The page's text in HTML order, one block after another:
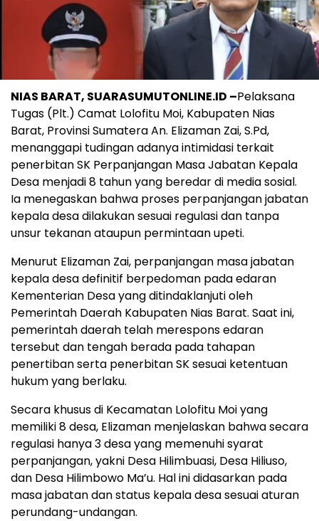
NIAS BARAT, SUARASUMUTONLINE.ID –Pelaksana
Tugas (Plt.) Camat Lolofitu Moi, Kabupaten Nias
Barat, Provinsi Sumatera An. Elizaman Zai, S.Pd,
menanggapi tudingan adanya intimidasi terkait
penerbitan SK Perpanjangan Masa Jabatan Kepala
Desa menjadi 8 tahun yang beredar di media sosial.
Ia menegaskan bahwa proses perpanjangan jabatan
kepala desa dilakukan sesuai regulasi dan tanpa
unsur tekanan ataupun permintaan upeti.
Menurut Elizaman Zai, perpanjangan masa jabatan
kepala desa definitif berpedoman pada edaran
Kementerian Desa yang ditindaklanjuti oleh
Pemerintah Daerah Kabupaten Nias Barat. Saat ini,
pemerintah daerah telah merespons edaran
tersebut dan tengah berada pada tahapan
penertiban serta penerbitan SK sesuai ketentuan
hukum yang berlaku.
Secara khusus di Kecamatan Lolofitu Moi yang
memiliki 8 desa, Elizaman menjelaskan bahwa secara
regulasi hanya 3 desa yang memenuhi syarat
perpanjangan, yakni Desa Hilimbuasi, Desa Hiliuso,
dan Desa Hilimbowo Ma’u. Hal ini didasarkan pada
masa jabatan dan status kepala desa sesuai aturan
perundang-undangan.